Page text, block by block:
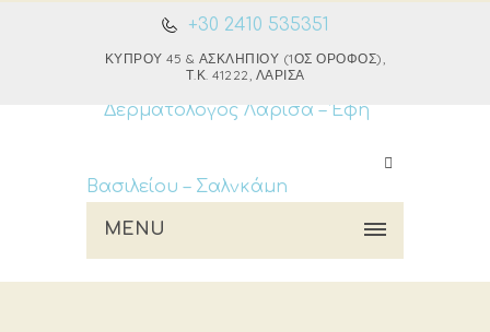
+30 2410 535351
ΚΎΠΡΟΥ 45 & ΑΣΚΛΗΠΙΟΎ (1ΟΣ ΌΡΟΦΟΣ),
Τ.Κ. 41222, ΛΆΡΙΣΑ
MENU